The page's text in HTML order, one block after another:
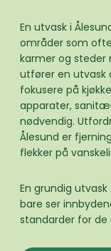
En utvask i
områder som
karmer og steder
utfører en utvask
fokusere på
apparater,
nødvendig.
Ålesund er
flekker på
En grundig
bare ser
standarder for de